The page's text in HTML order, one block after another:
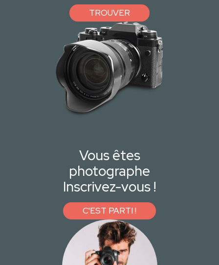
TROUVER
Vous êtes
photographe
Inscrivez-vous !
C'EST PARTI !